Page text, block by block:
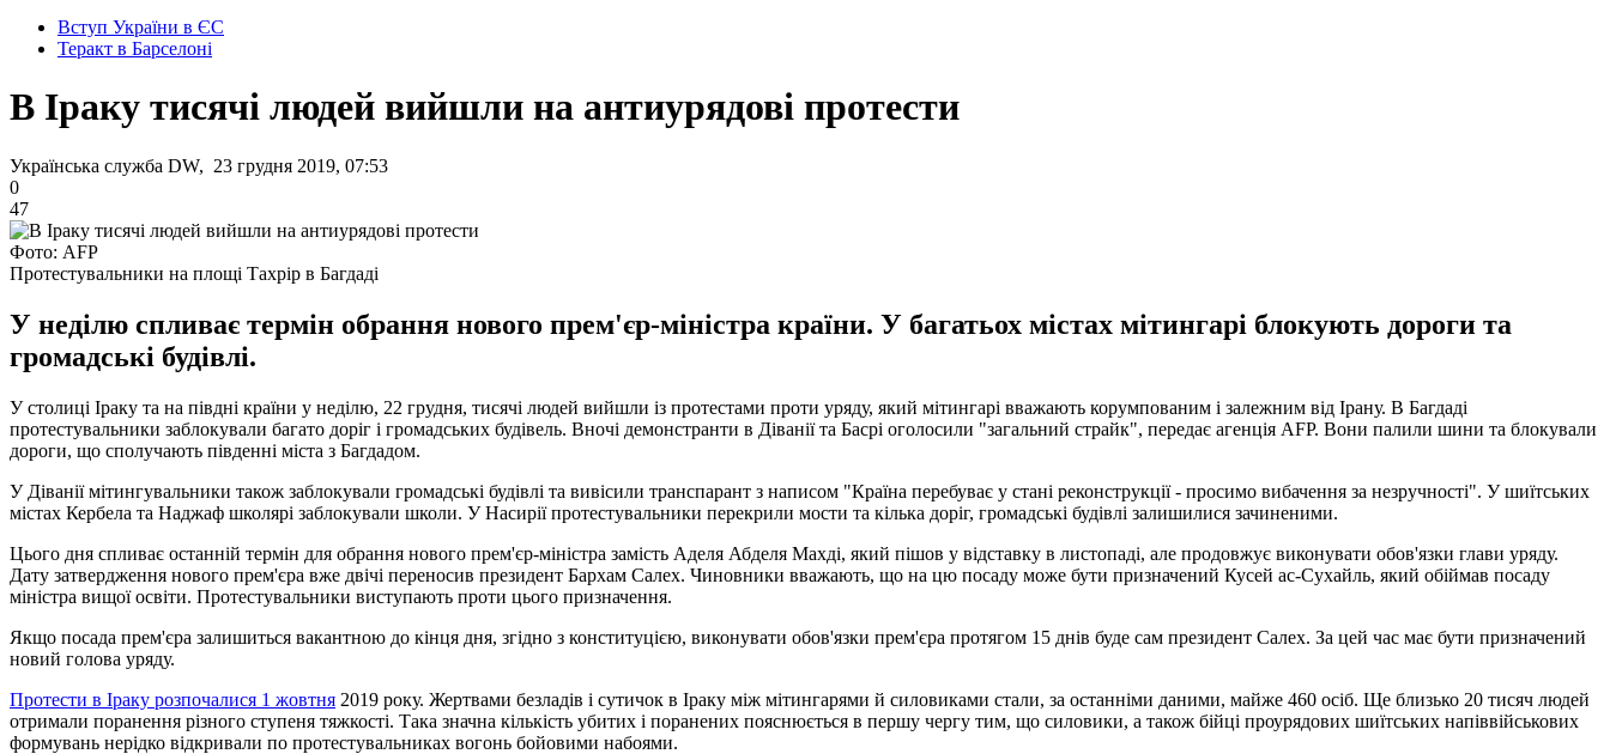
Вступ України в ЄС
Теракт в Барселоні
В Іраку тисячі людей вийшли на антиурядові протести
Українська служба DW, 23 грудня 2019, 07:53
0
47
Фото: AFP
Протестувальники на площі Тахрір в Багдаді
У неділю спливає термін обрання нового прем'єр-міністра країни. У багатьох містах мітингарі блокують дороги та
громадські будівлі.
У столиці Іраку та на півдні країни у неділю, 22 грудня, тисячі людей вийшли із протестами проти уряду, який мітингарі вважають корумпованим і залежним від Ірану. В Багдаді
протестувальники заблокували багато доріг і громадських будівель. Вночі демонстранти в Діванії та Басрі оголосили "загальний страйк", передає агенція AFP. Вони палили шини та блокували
дороги, що сполучають південні міста з Багдадом.
У Діванії мітингувальники також заблокували громадські будівлі та вивісили транспарант з написом "Країна перебуває у стані реконструкції - просимо вибачення за незручності". У шиїтських
містах Кербела та Наджаф школярі заблокували школи. У Насирії протестувальники перекрили мости та кілька доріг, громадські будівлі залишилися зачиненими.
Цього дня спливає останній термін для обрання нового прем'єр-міністра замість Аделя Абделя Махді, який пішов у відставку в листопаді, але продовжує виконувати обов'язки глави уряду.
Дату затвердження нового прем'єра вже двічі переносив президент Бархам Салех. Чиновники вважають, що на цю посаду може бути призначений Кусей ас-Сухайль, який обіймав посаду
міністра вищої освіти. Протестувальники виступають проти цього призначення.
Якщо посада прем'єра залишиться вакантною до кінця дня, згідно з конституцією, виконувати обов'язки прем'єра протягом 15 днів буде сам президент Салех. За цей час має бути призначений
новий голова уряду.
Протести в Іраку розпочалися 1 жовтня 2019 року. Жертвами безладів і сутичок в Іраку між мітингарями й силовиками стали, за останніми даними, майже 460 осіб. Ще близько 20 тисяч людей
отримали поранення різного ступеня тяжкості. Така значна кількість убитих і поранених пояснюється в першу чергу тим, що силовики, а також бійці проурядових шиїтських напіввійськових
формувань нерідко відкривали по протестувальниках вогонь бойовими набоями.